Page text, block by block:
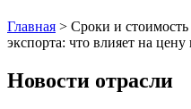
Главная > Сроки и
экспорта: что влияет на
Новости отрасли